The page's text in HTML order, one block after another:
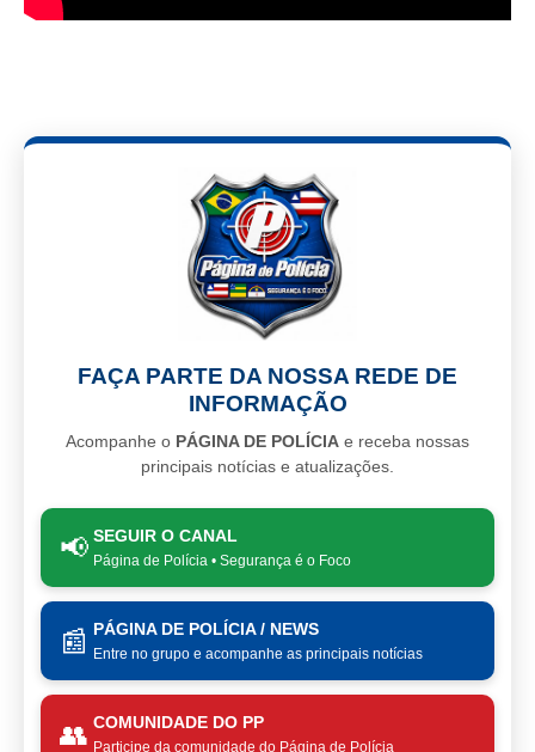
FAÇA PARTE DA NOSSA REDE DE
INFORMAÇÃO
Acompanhe o PÁGINA DE POLÍCIA e receba nossas
principais notícias e atualizações.
📢 SEGUIR O CANAL
Página de Polícia • Segurança é o Foco
📰 PÁGINA DE POLÍCIA / NEWS
Entre no grupo e acompanhe as principais notícias
👥 COMUNIDADE DO PP
Participe da comunidade do Página de Polícia